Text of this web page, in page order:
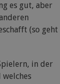
es gut, aber
(so geht
in der
welches